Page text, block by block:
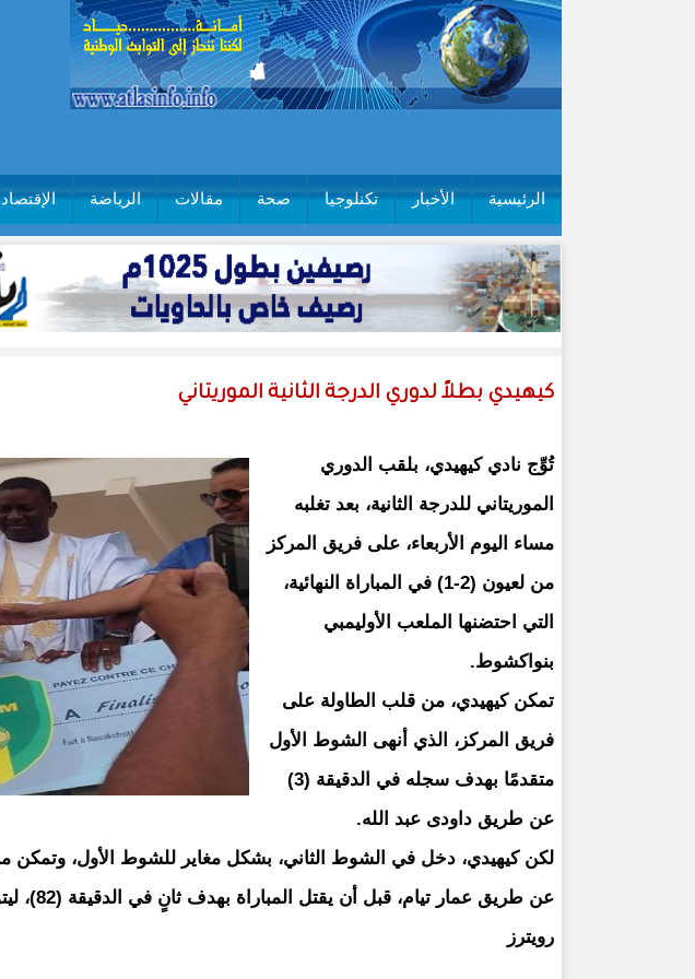
الرئيسية الأخبار تكنلوجيا صحة مقالات الرياضة الإقتصاد
كيهيدي بطلاً لدوري الدرجة الثانية الموريتاني
تُوِّج نادي كيهيدي، بلقب الدوري
الموريتاني للدرجة الثانية، بعد تغلبه
مساء اليوم الأربعاء، على فريق المركز
من لعيون (2-1) في المباراة النهائية،
التي احتضنها الملعب الأوليمبي
بنواكشوط.
تمكن كيهيدي، من قلب الطاولة على
فريق المركز، الذي أنهى الشوط الأول
متقدمًا بهدف سجله في الدقيقة (3)
عن طريق داودى عبد الله.
عن طريق عمار تيام، قبل أن يقتل المباراة بهدف ثانٍ في الدقيقة (82)، ليتوج الفريق باللقب.
رويترز